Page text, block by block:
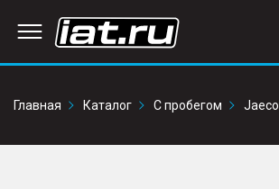
Главная
Каталог С пробегом